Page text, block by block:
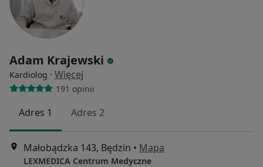
Adam Krajewski
Kardiolog · Więcej
191 opinii
Adres 1 Adres 2
Małobądzka 143, Będzin • Mapa
LEXMEDICA Centrum Medyczne